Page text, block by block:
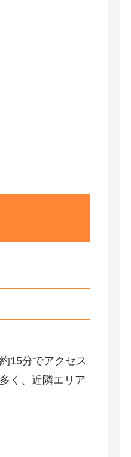
15分でアクセス
く、近隣エリア